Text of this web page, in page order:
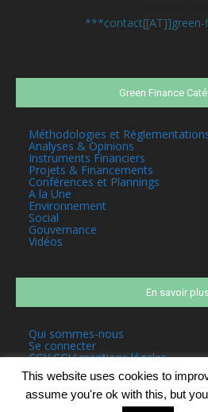
Green Finance
Méthodologies et
Analyses & Opinions
Instruments Financiers
Projets & Financements
Conférences et Plannings
A la Une
Environnement
Social
Gouvernance
Vidéos
En savoir
Qui sommes-nous
Se connecter
CGV CGU mentions légales
This website uses cookies to
assume you're ok with this, but